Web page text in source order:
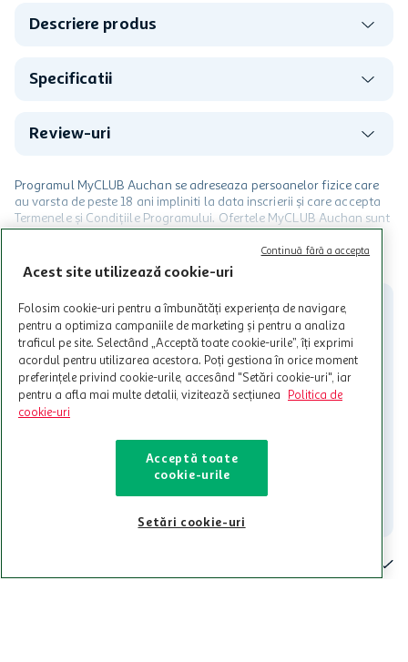
Descriere produs
Specificatii
Review-uri
Programul MyCLUB Auchan se adreseaza persoanelor fizice care
au varsta de peste 18 ani impliniti la data inscrierii și care accepta
Termenele și Condițiile Programului. Ofertele MyCLUB Auchan sunt
limita a 12 unitati / card client o singura data in perioada promotiei.
Cardul poate fi utilizat doar in legatura cu magazinele Auchan
activitati in afara celor mentionate in Termene si Conditii. Auchan
nu raspunde pentru imposibilitatea utilizarii Cardului in perioada in
care aceste este suspendat sau in perioada in care sunt efectuate
intretineri sau reparatii tehnice la sistemul de utilizarea al Cardului.
CITESTE MAI MULT
Contacteaza-ne!
021-9141 contact@auchan.ro
Contact
Acest site utilizează cookie-uri
Folosim cookie-uri pentru a îmbunătăți experiența de navigare,
pentru a optimiza campaniile de marketing și pentru a analiza
traficul pe site. Selectând „Acceptă toate cookie-urile”, îți exprimi
acordul pentru utilizarea acestora. Poți gestiona în orice moment
preferințele privind cookie-urile, accesând "Setări cookie-uri", iar
pentru a afla mai multe detalii, vizitează secțiunea
Politica de
cookie-uri
Acceptă toate
cookie-urile
Setări cookie-uri
Continuă fără a accepta